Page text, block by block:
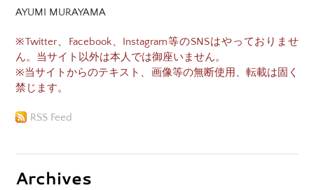
AYUMI MURAYAMA
※Twitter、Facebook、Instagram等のSNSはやっておりませ
ん。当サイト以外は本人では御座いません。
※当サイトからのテキスト、画像等の無断使用、転載は固く
禁じます。
RSS Feed
Archives